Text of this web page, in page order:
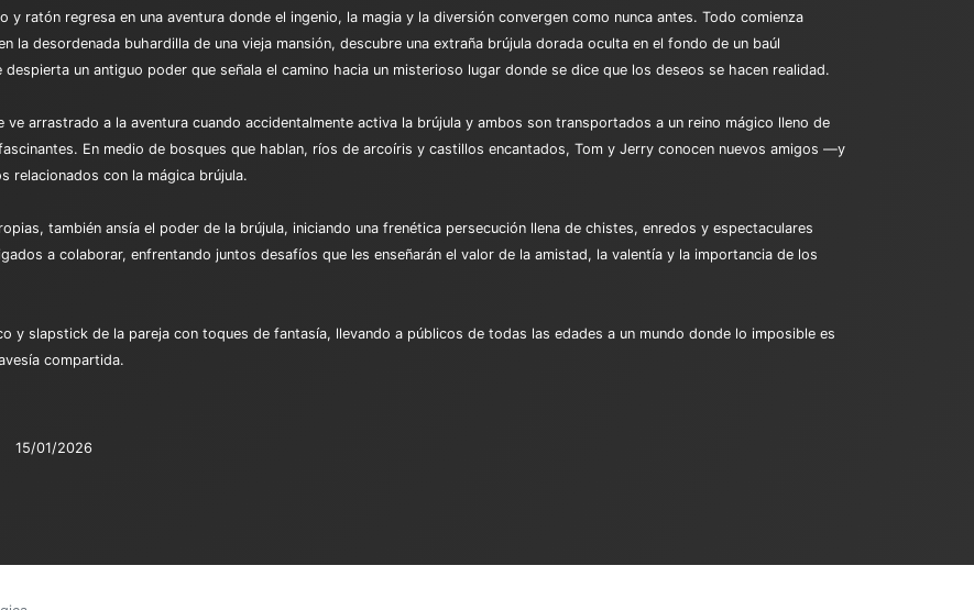
y ratón regresa en una aventura donde el ingenio, la magia y la diversión convergen como nunca antes. Todo comienza
la desordenada buhardilla de una vieja mansión, descubre una extraña brújula dorada oculta en el fondo de un baúl
un antiguo poder que señala el camino hacia un misterioso lugar donde se dice que los deseos se hacen realidad.
arrastrado a la aventura cuando accidentalmente activa la brújula y ambos son transportados a un reino mágico lleno de
En medio de bosques que hablan, ríos de arcoíris y castillos encantados, Tom y Jerry conocen nuevos amigos —y
relacionados con la mágica brújula.
también ansía el poder de la brújula, iniciando una frenética persecución llena de chistes, enredos y espectaculares
a colaborar, enfrentando juntos desafíos que les enseñarán el valor de la amistad, la valentía y la importancia de los
y slapstick de la pareja con toques de fantasía, llevando a públicos de todas las edades a un mundo donde lo imposible es
compartida.
15/01/2026